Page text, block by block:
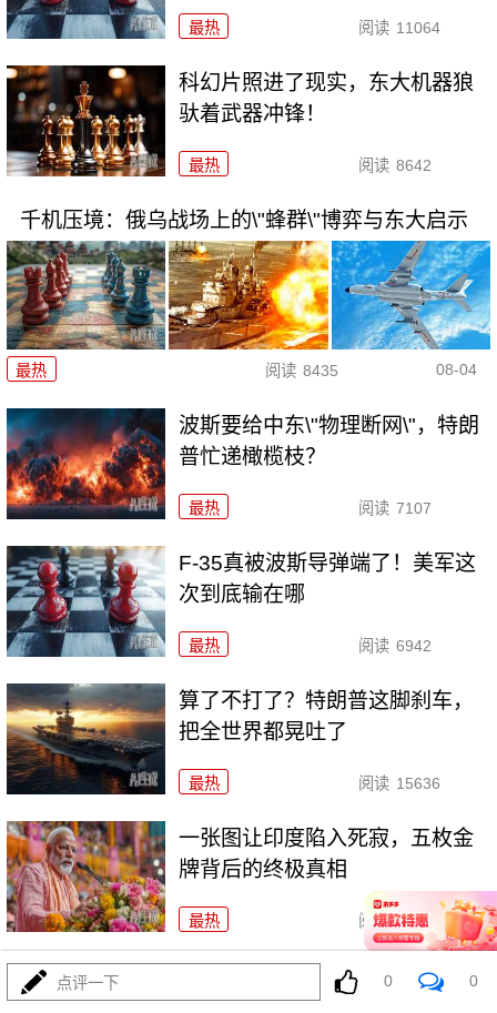
最热 阅读 11064
科幻片照进了现实，东大机器狼
驮着武器冲锋！
最热 阅读 8642
千机压境：俄乌战场上的\"蜂群\"博弈与东大启示
最热 阅读 8435 08-04
波斯要给中东\"物理断网\"，特朗
普忙递橄榄枝？
最热 阅读 7107
F-35真被波斯导弹端了！美军这
次到底输在哪
最热 阅读 6942
算了不打了？特朗普这脚刹车，
把全世界都晃吐了
最热 阅读 15636
一张图让印度陷入死寂，五枚金
牌背后的终极真相
最热 阅读 10885
上将一封信捅破天！美军五艘驱逐舰要盖三口锅！
点评一下 0 0